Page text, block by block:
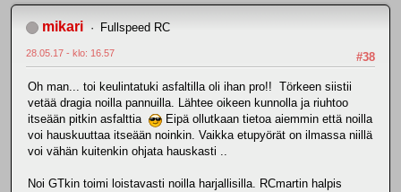
mikari Fullspeed RC
#38
28.05.17 - klo: 16.57
Oh man... toi keulintatuki asfaltilla oli ihan pro!! Törkeen siistii
vetää dragia noilla pannuilla. Lähtee oikeen kunnolla ja riuhtoo
itseään pitkin asfalttia
Eipä ollutkaan tietoa aiemmin että noilla
voi hauskuuttaa itseään noinkin. Vaikka etupyörät on ilmassa niillä
voi vähän kuitenkin ohjata hauskasti ..
Noi GTkin toimi loistavasti noilla harjallisilla. RCmartin halpis